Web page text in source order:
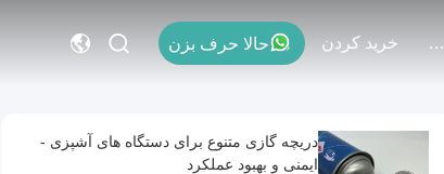
با ما تماس بگیرید خريد كردن حالا حرف بزن
دریچه گازی متنوع برای دستگاه های آشپزی -
ایمنی و بهبود عملکرد